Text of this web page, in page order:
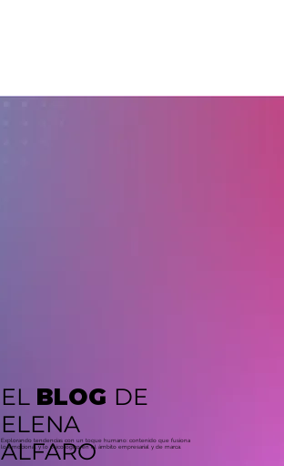
EL BLOG DE
ELENA
ALFARO
Explorando tendencias con un toque humano: contenido que fusiona
lo emocional y lo psicológico en el ámbito empresarial y de marca.